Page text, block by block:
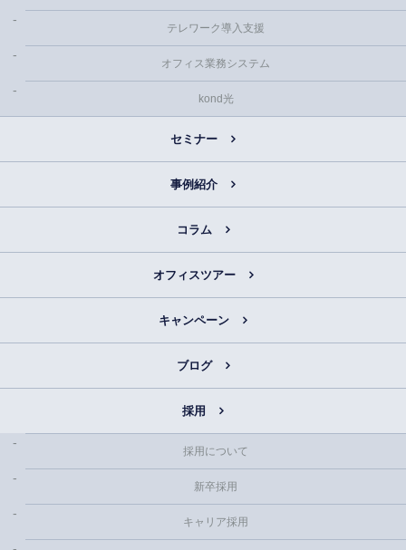
テレワーク導入支援
オフィス業務システム
kond光
セミナー
事例紹介
コラム
オフィスツアー
キャンペーン
ブログ
採用
採用について
新卒採用
キャリア採用